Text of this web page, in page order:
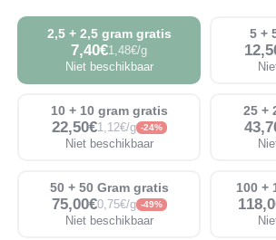
2,5 + 2,5 gram gratis
7,40€1,48€/g
Niet beschikbaar
5 +
10 + 10 gram gratis
22,50€1,12€/g -24%
Niet beschikbaar
25 +
50 + 50 Gram gratis
75,00€0,75€/g -49%
Niet beschikbaar
100 +